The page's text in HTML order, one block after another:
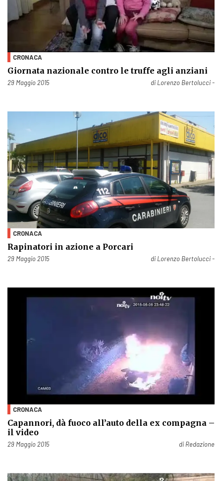
CRONACA
Giornata nazionale contro le truffe agli anziani
Pubblicato il
29 Maggio 2015 di Lorenzo Bertolucci -
CRONACA
Rapinatori in azione a Porcari
Pubblicato il
29 Maggio 2015 di Lorenzo Bertolucci -
CRONACA
Capannori, dà fuoco all’auto della ex compagna –
il video
Pubblicato il
29 Maggio 2015 di Redazione